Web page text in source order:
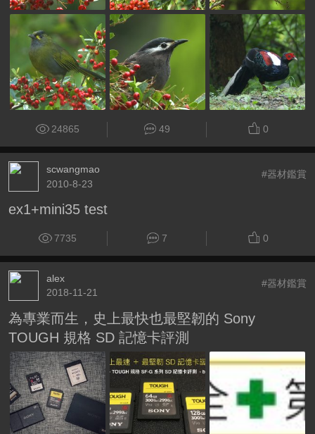
24865 49 0
scwangmao
2010-8-23
#器材鑑賞
ex1+mini35 test
7735 7 0
alex
2018-11-21
#器材鑑賞
為專業而生，史上最快也最堅韌的 Sony
TOUGH 規格 SD 記憶卡評測